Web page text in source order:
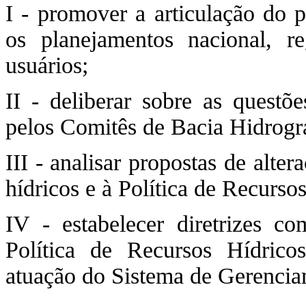
I - promover a articulação do
os planejamentos nacional,
usuários;
II - deliberar sobre as
pelos Comitês de Bacia
III - analisar propostas de
hídricos e à Política de
IV - estabelecer diretrizes
Política de Recursos
atuação do Sistema de